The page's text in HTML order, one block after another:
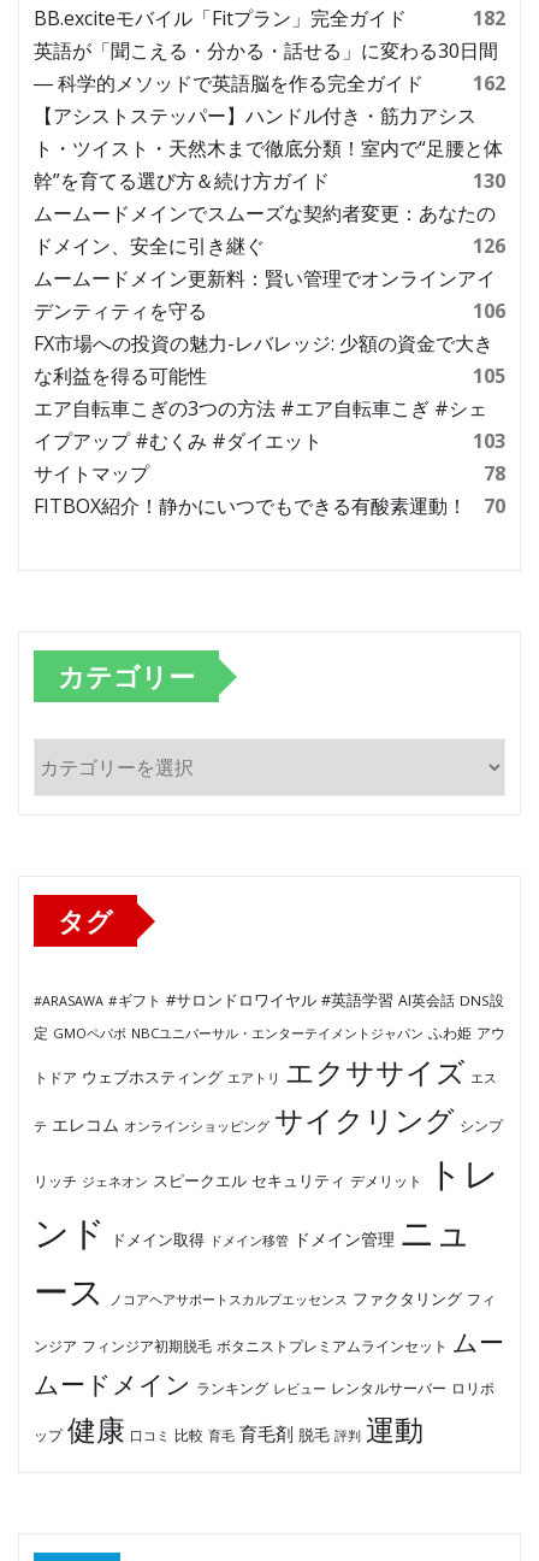
BB.exciteモバイル「Fitプラン」完全ガイド
182
英語が「聞こえる・分かる・話せる」に変わる30日間
― 科学的メソッドで英語脳を作る完全ガイド
162
【アシストステッパー】ハンドル付き・筋力アシス
ト・ツイスト・天然木まで徹底分類！室内で“足腰と体
幹”を育てる選び方＆続け方ガイド
130
ムームードメインでスムーズな契約者変更：あなたの
ドメイン、安全に引き継ぐ
126
ムームードメイン更新料：賢い管理でオンラインアイ
デンティティを守る
106
FX市場への投資の魅力-レバレッジ: 少額の資金で大き
な利益を得る可能性
105
エア自転車こぎの3つの方法 #エア自転車こぎ #シェ
イプアップ #むくみ #ダイエット
103
サイトマップ
78
FITBOX紹介！静かにいつでもできる有酸素運動！
70
カテゴリー
テ
タグ
#ARASAWA #ギフト #サロンドロワイヤル #英語学習 AI英会話 DNS設
定 GMOペパボ NBCユニバーサル・エンターテイメントジャパン ふわ姫 アウ
トドア ウェブホスティング エアトリ エクササイズ エス
テ エレコム オンラインショッピング サイクリング シンプ
リッチ ジェネオン スピークエル セキュリティ デメリット
トレ
ンド
ドメイン取得 ドメイン移管 ドメイン管理 ニュ
ース
ノコアヘアサポートスカルプエッセンス ファクタリング フィ
ンジア フィンジア初期脱毛 ボタニストプレミアムラインセット ムー
ムードメイン ランキング レビュー レンタルサーバー ロリポ
ップ 健康 口コミ 比較 育毛 育毛剤 脱毛 評判 運動